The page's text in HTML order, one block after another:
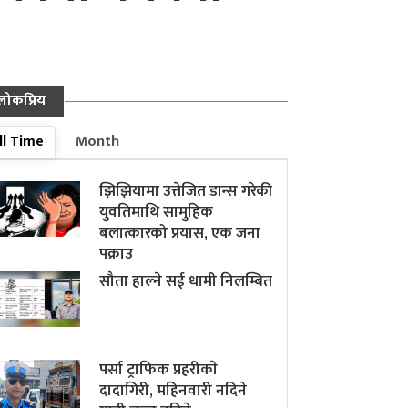
Time
Month
झिझियामा उत्तेजित डान्स गरेकी
युवतिमाथि सामुहिक
बलात्कारको प्रयास, एक जना
पक्राउ
सौता हाल्ने सई धामी निलम्बित
पर्सा ट्राफिक प्रहरीकाे
दादागिरी, महिनवारी नदिने